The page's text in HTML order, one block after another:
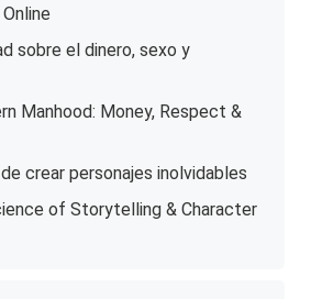
sobre el dinero, sexo y
Manhood: Money, Respect &
crear personajes inolvidables
of Storytelling & Character